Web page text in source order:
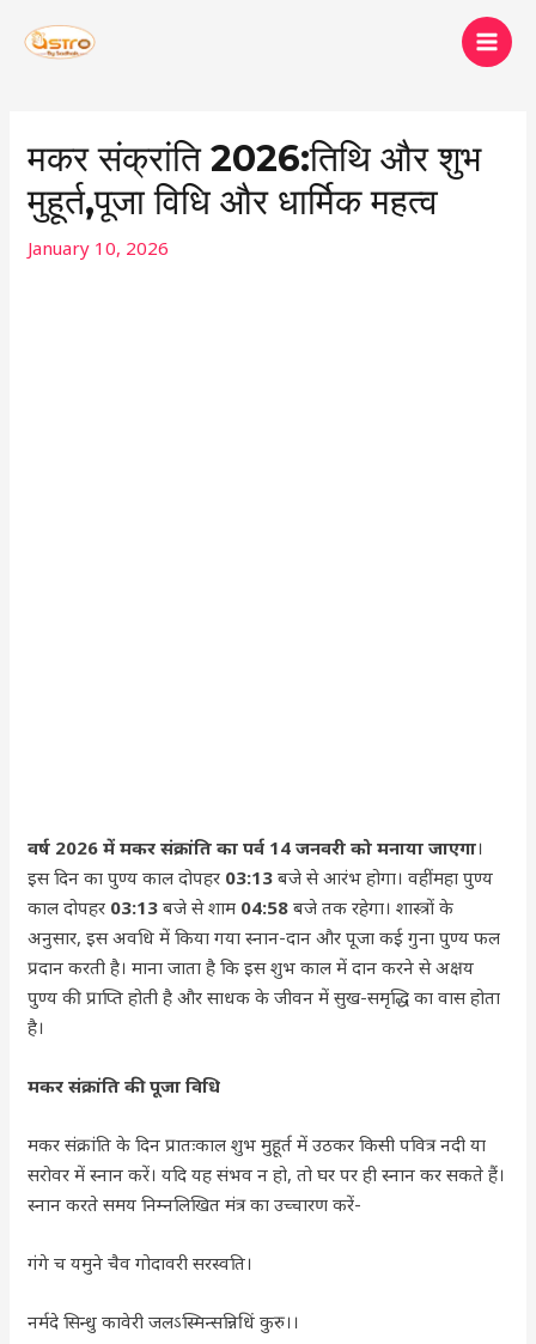
मकर संक्रांति 2026:तिथि और शुभ
मुहूर्त,पूजा विधि और धार्मिक महत्व
January 10, 2026
वर्ष 2026 में मकर संक्रांति का पर्व 14 जनवरी को मनाया जाएगा।
इस दिन का पुण्य काल दोपहर 03:13बजे से आरंभ होगा। वहीं महा पुण्य
काल दोपहर 03:13 बजे से शाम 04:58बजे तक रहेगा। शास्त्रों के
अनुसार, इस अवधि में किया गया स्नान-दान और पूजा कई गुना पुण्य फल
प्रदान करती है। माना जाता है कि इस शुभ काल में दान करने से अक्षय
पुण्य की प्राप्ति होती है और साधक के जीवन में सुख-समृद्धि का वास होता
है।
मकर संक्रांति की पूजा विधि
मकर संक्रांति के दिन प्रातःकाल शुभ मुहूर्त में उठकर किसी पवित्र नदी या
सरोवर में स्नान करें। यदि यह संभव न हो, तो घर पर ही स्नान कर सकते हैं।
स्नान करते समय निम्नलिखित मंत्र का उच्चारण करें-
गंगे च यमुने चैव गोदावरी सरस्वति।
नर्मदे सिन्धु कावेरी जलऽस्मिन्सन्निधिं कुरु।।